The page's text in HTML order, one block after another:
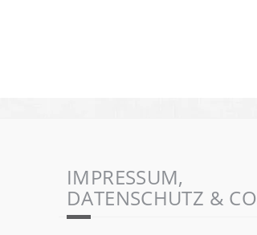
IMPRESSUM,
DATENSCHUTZ & CO